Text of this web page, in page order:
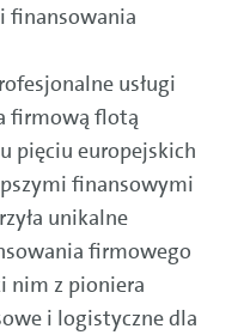
finansowania
usługi
firmową flotą
pięciu europejskich
finansowymi
unikalne
firmowego
nim z pioniera
i logistyczne dla